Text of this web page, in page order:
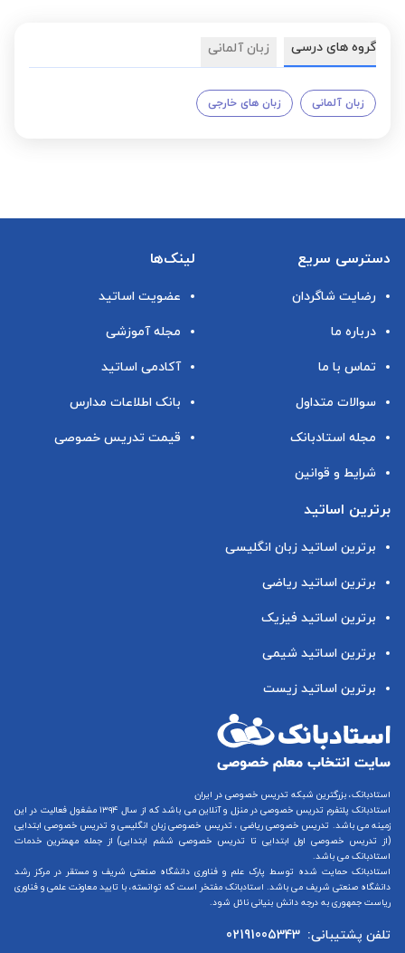
گروه های درسی زبان آلمانی
زبان آلمانی زبان های خارجی
دسترسی سریع
رضایت شاگردان
درباره ما
تماس با ما
سوالات متداول
مجله استادبانک
شرایط و قوانین
لینک‌ها
عضویت اساتید
مجله آموزشی
آکادمی اساتید
بانک اطلاعات مدارس
قیمت تدریس خصوصی
برترین اساتید
برترین اساتید زبان انگلیسی
برترین اساتید ریاضی
برترین اساتید فیزیک
برترین اساتید شیمی
برترین اساتید زیست
استادبانک، بزرگترین شبکه تدریس خصوصی در ایران
استادبانک پلتفرم تدریس خصوصی در منزل و آنلاین
می باشد که از سال ۱۳۹۴ مشغول فعالیت در این
زمینه می باشد. تدریس خصوصی ریاضی ، تدریس خصوصی زبان انگلیسیو تدریس خصوصی ابتدایی
(از تدریس خصوصی اول ابتدایی تا تدریس خصوصی ششم ابتدایی) از جمله مهمترین خدمات
استادبانک می باشد.
استادبانک حمایت شده توسط پارک علم و فناوری دانشگاه صنعتی شریف و مستقر در مرکز رشد
دانشگاه صنعتی شریف می باشد. استادبانک مفتخر است که توانسته، با تایید معاونت علمی و فناوری
ریاست جمهوری به درجه دانش بنیانی نائل شود.
تلفن پشتیبانی: 02191005343